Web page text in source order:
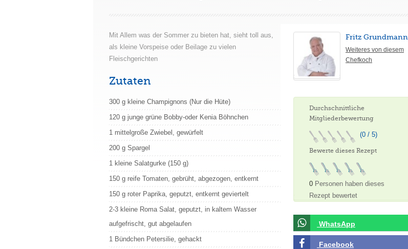
Fritz Grundmann
Weiteres von diesem
Chefkoch
Durchschnittliche
Mitgliederbewertung
(0 / 5)
Bewerte dieses Rezept
0 Personen haben dieses
Rezept bewertet
WhatsApp
Facebook
Mit Allem was der Sommer zu bieten hat, sieht toll aus,
als kleine Vorspeise oder Beilage zu vielen
Fleischgerichten
Zutaten
300 g kleine Champignons (Nur die Hüte)
120 g junge grüne Bobby-oder Kenia Böhnchen
1 mittelgroße Zwiebel, gewürfelt
200 g Spargel
1 kleine Salatgurke (150 g)
150 g reife Tomaten, gebrüht, abgezogen, entkernt
150 g roter Paprika, geputzt, entkernt geviertelt
2-3 kleine Roma Salat, geputzt, in kaltem Wasser
aufgefrischt, gut abgelaufen
1 Bündchen Petersilie, gehackt